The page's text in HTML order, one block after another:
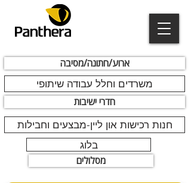
חדרי ישיבות
ארוע/חתונה/מסיבה
משרדים וחלל עבודה שיתופי
חנות רכישות און ליין-מבצעים וחבילות
בלוג
מסלולים